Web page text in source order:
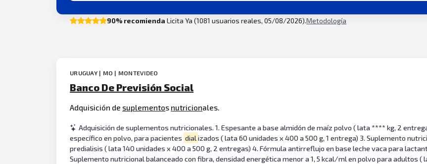
90% recomienda Licita Ya (1081 usuarios reales, 05/08/2026).Metodología
URUGUAY | MO | MONTEVIDEO
Banco De Previsión Social
Adquisición de suplementos nutricionales.
Adquisición de suplementos nutricionales. 1. Espesante a base almidón de maíz polvo ( lata **** kg, 2
específico en polvo, para pacientes dializados ( lata 60 unidades x 400 a 500 g, 1 entrega) 3. Suplemento
predialisis ( lata 140 unidades x 400 a 500 g, 2 entregas) 4. Fórmula antirreflujo en base leche vaca para
Suplemento nutricional balanceado con fibra, densidad energética menor a 1, 5 kcal/ml en polvo para adultos